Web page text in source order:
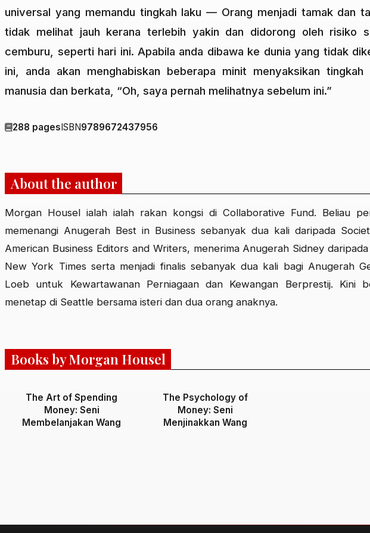
universal yang memandu tingkah laku — Orang menjadi tamak dan
tidak melihat jauh kerana terlebih yakin dan didorong oleh risiko
cemburu, seperti hari ini. Apabila anda dibawa ke dunia yang tidak
ini, anda akan menghabiskan beberapa minit menyaksikan tingkah
manusia dan berkata, “Oh, saya pernah melihatnya sebelum ini.”
288 pagesISBN9789672437956
About the author
Morgan Housel ialah ialah rakan kongsi di Collaborative Fund. Beliau
memenangi Anugerah Best in Business sebanyak dua kali daripada
American Business Editors and Writers, menerima Anugerah Sidney
New York Times serta menjadi finalis sebanyak dua kali bagi Anugerah
Loeb untuk Kewartawanan Perniagaan dan Kewangan Berprestij. Kini
menetap di Seattle bersama isteri dan dua orang anaknya.
Books by Morgan Housel
The Art of Spending
Money: Seni
Membelanjakan Wang
The Psychology of
Money: Seni
Menjinakkan Wang